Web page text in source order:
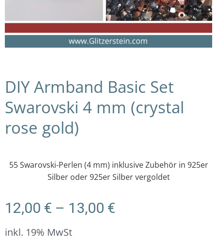
DIY Armband Basic Set
Swarovski 4 mm (crystal
rose gold)
55 Swarovski-Perlen (4 mm) inklusive Zubehör in 925er
Silber oder 925er Silber vergoldet
12,00 € – 13,00 €
inkl. 19% MwSt